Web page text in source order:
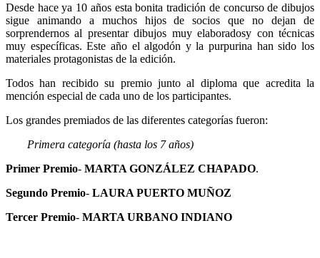
Desde hace ya 10 años esta bonita tradición de concurso de dibujos
sigue animando a muchos hijos de socios que no dejan de
sorprendernos al presentar dibujos muy elaboradosy con técnicas
muy específicas. Este año el algodón y la purpurina han sido los
materiales protagonistas de la edición.
Todos han recibido su premio junto al diploma que acredita la
mención especial de cada uno de los participantes.
Los grandes premiados de las diferentes categorías fueron:
Primera categoría (hasta los 7 años)
Primer Premio- MARTA GONZÁLEZ CHAPADO.
Segundo Premio- LAURA PUERTO MUÑOZ
Tercer Premio- MARTA URBANO INDIANO